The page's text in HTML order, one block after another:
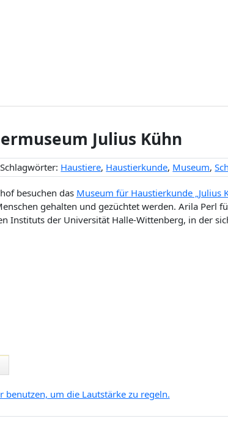
Julius Kühn
Haustiere, Haustierkunde, Museum,
besuchen das Museum für Haustierkunde „Julius
gehalten und gezüchtet werden. Arila Perl
Instituts der Universität Halle-Wittenberg, in der
benutzen, um die Lautstärke zu regeln.